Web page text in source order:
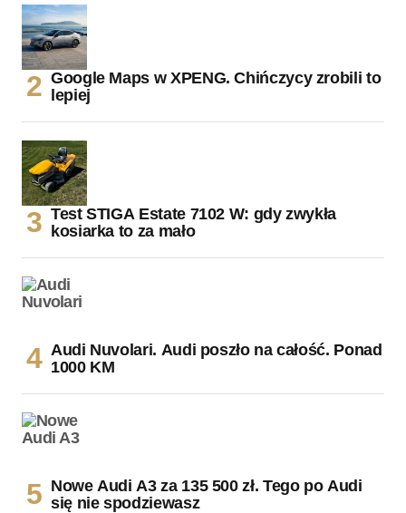
Google Maps w XPENG. Chińczycy zrobili to
lepiej
Test STIGA Estate 7102 W: gdy zwykła
kosiarka to za mało
Audi Nuvolari. Audi poszło na całość. Ponad
1000 KM
Nowe Audi A3 za 135 500 zł. Tego po Audi
się nie spodziewasz